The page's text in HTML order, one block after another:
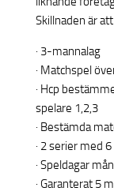
Skillnaden är
· 3-mannalag
· Matchspel
· Hcp
spelare 1,2,3
· Bestämda
· 2 serier med
· Speldagar
· Garanterat 5